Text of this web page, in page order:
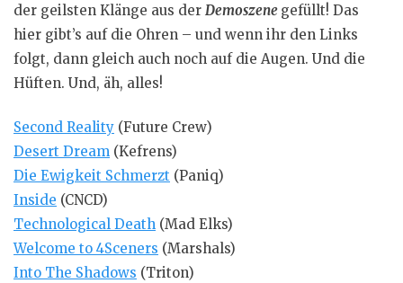
der geilsten Klänge aus der Demoszene gefüllt! Das
hier gibt’s auf die Ohren – und wenn ihr den Links
folgt, dann gleich auch noch auf die Augen. Und die
Hüften. Und, äh, alles!
Second Reality (Future Crew)
Desert Dream (Kefrens)
Die Ewigkeit Schmerzt (Paniq)
Inside (CNCD)
Technological Death (Mad Elks)
Welcome to 4Sceners (Marshals)
Into The Shadows (Triton)